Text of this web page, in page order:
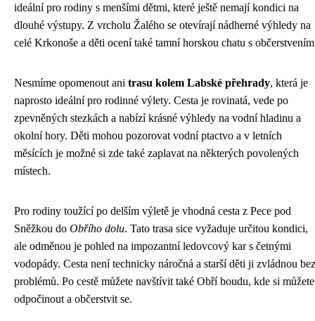
ideální pro rodiny s menšími dětmi, které ještě nemají kondici na
dlouhé výstupy. Z vrcholu Žalého se otevírají nádherné výhledy na
celé Krkonoše a děti ocení také tamní horskou chatu s
Nesmíme opomenout ani trasu kolem Labské přehrady, která je
naprosto ideální pro rodinné výlety. Cesta je rovinatá, vede po
zpevněných stezkách a nabízí krásné výhledy na vodní hladinu a
okolní hory. Děti mohou pozorovat vodní ptactvo a v letních
měsících je možné si zde také zaplavat na některých povolených
místech.
Pro rodiny toužící po delším výletě je vhodná cesta z Pece pod
Sněžkou do Obřího dolu. Tato trasa sice vyžaduje určitou kondici,
ale odměnou je pohled na impozantní ledovcový kar s četnými
vodopády. Cesta není technicky náročná a starší děti ji zvládnou bez
problémů. Po cestě můžete navštívit také Obří boudu, kde si můžete
odpočinout a občerstvit se.